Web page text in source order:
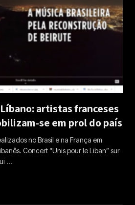
artistas franceses
se em prol do país
no Brasil e na França em
Concert “Unis pour le Liban” sur
…